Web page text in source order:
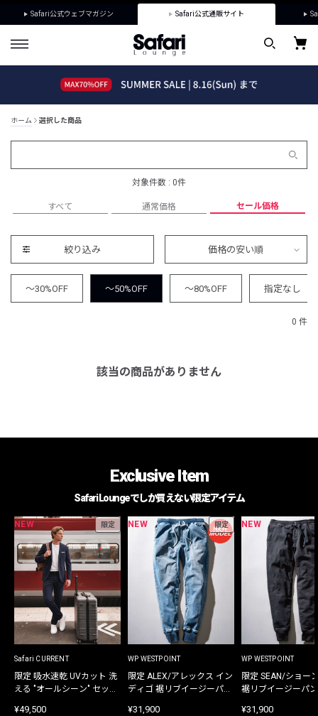
Safari公式ウェブマガジン Safari公式通販サイト
ホーム 選択した商品
対象件数 : 0件
すべて 通常価格 セール価格
絞り込み 価格の安い順
～30%OFF ～50%OFF ～80%OFF 指定なし
0 件
該当の商品がありません
Exclusive Item
Safari Loungeでしか買えない限定アイテム
NEW 限定
Safari CURRENT
限定 吸水速乾 UVカット 洗
える "オールシーン" セット
¥49,500
NEW 限定
WP WESTPOINT
限定 ALEX/アレックス イン
ディゴ 裾リブイージーパン
¥31,900
NEW
WP WESTPOINT
限定 SEAN/ショー
裾リブイージーパ
¥31,900